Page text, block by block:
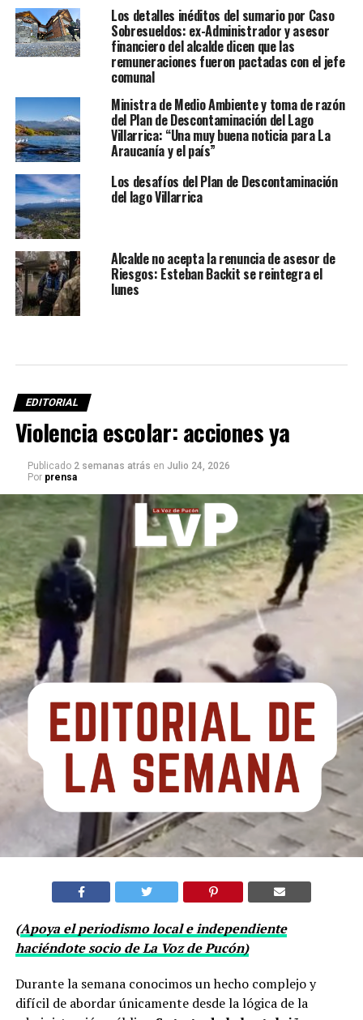
Los detalles inéditos del sumario por Caso
Sobresueldos: ex-Administrador y asesor
financiero del alcalde dicen que las
remuneraciones fueron pactadas con el jefe
comunal
Ministra de Medio Ambiente y toma de razón
del Plan de Descontaminación del Lago
Villarrica: “Una muy buena noticia para La
Araucanía y el país”
Los desafíos del Plan de Descontaminación
del lago Villarrica
Alcalde no acepta la renuncia de asesor de
Riesgos: Esteban Backit se reintegra el
lunes
EDITORIAL
Violencia escolar: acciones ya
Publicado 2 semanas atrás en Julio 24, 2026
Por prensa
(Apoya el periodismo local e independiente
haciéndote socio de La Voz de Pucón)
Durante la semana conocimos un hecho complejo y
difícil de abordar únicamente desde la lógica de la